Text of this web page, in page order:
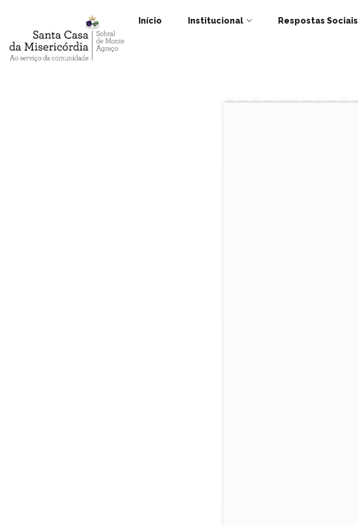
Início Institucional Respostas Sociais